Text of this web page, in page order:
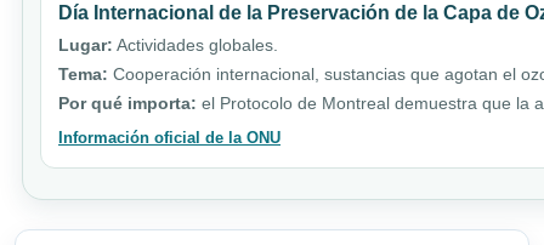
Día Internacional de la Preservación de la Capa de
Lugar: Actividades globales.
Tema: Cooperación internacional, sustancias que agotan el
Por qué importa: el Protocolo de Montreal demuestra que la
Información oficial de la ONU